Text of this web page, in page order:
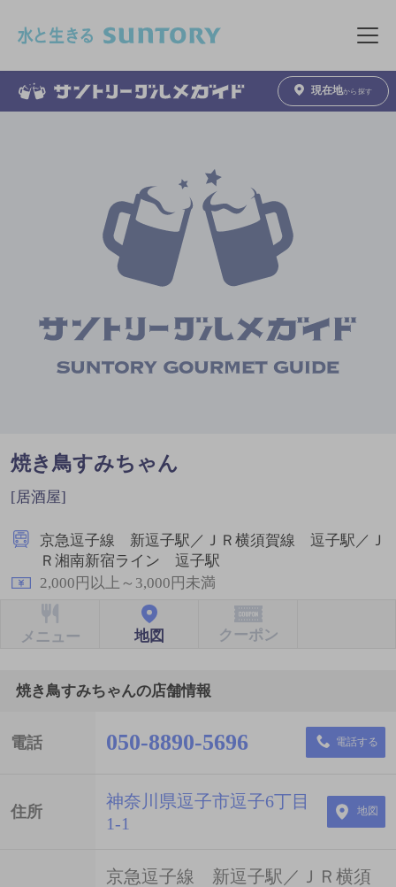
メニュ
現在地から探す
焼き鳥すみちゃん
[居酒屋]
京急逗子線 新逗子駅／ＪＲ横須賀線 逗子駅／Ｊ
Ｒ湘南新宿ライン 逗子駅
2,000円以上～3,000円未満
メニュー 地図 クーポン
焼き鳥すみちゃんの店舗情報
電話 050-8890-5696 電話する
住所
神奈川県逗子市逗子6丁目
1-1
地図
京急逗子線 新逗子駅／ＪＲ横須